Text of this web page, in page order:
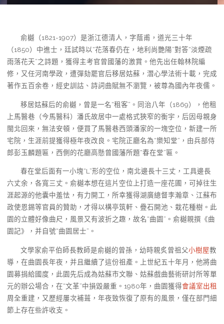
俞樾（1821-1907）是浙江德清人，字蔭甫，道光三十年
（1850）中進士，廷試時以“花落春仍在，地利尚艷陽”對答“淡煙疏
雨落花天”之詩題，獲得主考官曾國藩的激賞。他先出任翰林院編
修，又任河南學政，遭彈劾罷官后移居姑蘇，潛心學法術十載，完成
著作五百余卷，經史訓詁、詩詞曲賦無不瀏覽，被尊為國內年夜儒。
移居姑蘇后的俞樾，曾是一名“租客”。同治八年（1869），他租
上馬醫巷（今馬醫科）潘氏故居中一處格式狹窄的衡宇，后因母親身
閩北回來，無法安頓，便買了馬醫巷西頭潘家的一塊空位，新建一所
宅院，生涯前提獲得極年夜改良。宅院正廳名為“樂知堂”，由兵部侍
郎彭玉麟題匾，西側的花廳高懸曾國藩所題“春在堂”匾。
春在堂后面有一小塊“L”形的空位，南北邊長十三丈，工具邊長
六丈余，各寬三丈。俞樾本想在這片空位上打造一座花圃，可掉往生
涯起源的他囊中羞怯，有力開工，所幸獲得湖廣總督李瀚章、江蘇布
政使恩錫等官員的贊助，才得以構亭筑軒、疊石開池、栽花種樹。此
園的立體好像曲尺，風景又有波折之趣，故名“曲園”。俞樾親撰《曲
園記》，并自號“曲園居士”。
文學家俞平伯師長教師是俞樾的曾孫，幼時親炙曾祖父小樹屋教
導，在曲園長年夜，并且繼續了這份祖產。上世紀五十年月，他將曲
園募捐給國度，此園先后成為姑蘇市文聯、姑蘇戲曲藝術研討所等單
元的辦公場合，在“文革”中損毀嚴重。1980年，曲園獲得會議室出租
周全重建，又歷經屢次補葺，年夜致恢復了原有的風景，僅在部門細
節上存在些許收支。